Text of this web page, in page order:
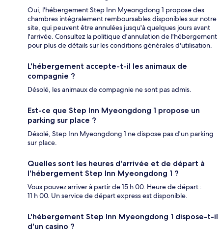
Oui, l'hébergement Step Inn Myeongdong 1 propose des
chambres intégralement remboursables disponibles sur notre
site, qui peuvent être annulées jusqu'à quelques jours avant
l'arrivée. Consultez la politique d'annulation de l'hébergement
pour plus de détails sur les conditions générales d'utilisation.
L'hébergement accepte-t-il les animaux de
compagnie ?
Désolé, les animaux de compagnie ne sont pas admis.
Est-ce que Step Inn Myeongdong 1 propose un
parking sur place ?
Désolé, Step Inn Myeongdong 1 ne dispose pas d'un parking
sur place.
Quelles sont les heures d'arrivée et de départ à
l'hébergement Step Inn Myeongdong 1 ?
Vous pouvez arriver à partir de 15 h 00. Heure de départ :
11 h 00. Un service de départ express est disponible.
L'hébergement Step Inn Myeongdong 1 dispose-t-il
d'un casino ?